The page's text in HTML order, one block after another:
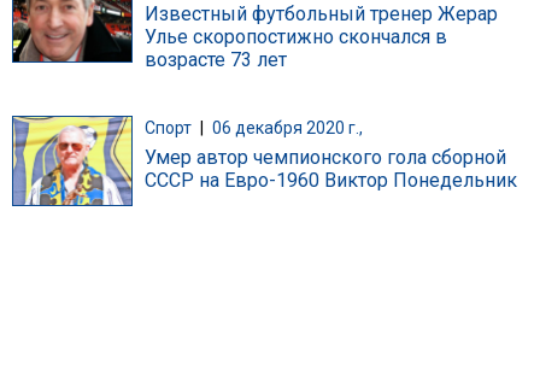
Известный футбольный тренер Жерар
Улье скоропостижно скончался в
возрасте 73 лет
Спорт 06 декабря 2020 г.,
Умер автор чемпионского гола сборной
СССР на Евро-1960 Виктор Понедельник